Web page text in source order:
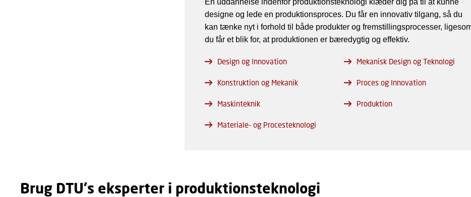
designe og lede en produktionsproces. Du får en innovativ tilgang, så du
kan tænke nyt i forhold til både produkter og fremstillingsprocesser,
du får et blik for, at produktionen er bæredygtig og effektiv.
Design og Innovation
Konstruktion og Mekanik
Maskinteknik
Materiale- og Procesteknologi
Mekanisk Design og Teknologi
Proces og Innovation
Produktion
Brug DTU's eksperter i produktionsteknologi